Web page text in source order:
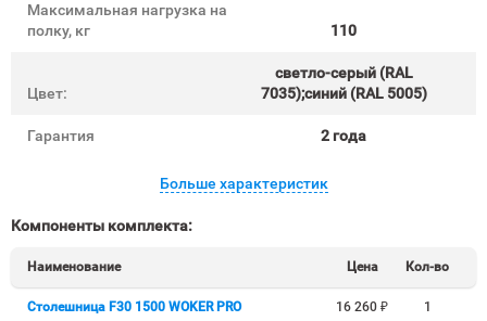
Максимальная нагрузка на
полку, кг
110
Цвет:
светло-серый (RAL
7035);синий (RAL 5005)
Гарантия 2 года
Больше характеристик
Компоненты комплекта:
Наименование Цена Кол-во
Столешница F30 1500 WOKER PRO 16 260₽ 1